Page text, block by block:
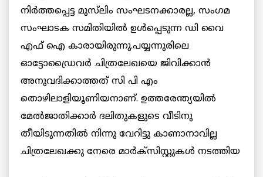
നിര്‍ത്തപ്പെട്ട മുസ്‌ലിം സംഘടനക്കാരല്ല, സംഗമ
സംഘാടക സമിതിയില്‍ ഉള്‍പ്പെടുന്ന ഡി വൈ
എഫ് ഐ കാരായിരുന്നു.പയ്യന്നുരിലെ
ഓട്ടോഡ്രൈവര്‍ ചിത്രലേഖയെ ജിവിക്കാന്‍
അനുവദിക്കാത്തത് സി പി എം
തൊഴിലാളിയൂണിയനാണ്. ഉത്തരേന്ത്യയില്‍
മേല്‍ജാതിക്കാര്‍ ദലിതുകളുടെ വീടിനു
തീയിടുന്നതില്‍ നിന്നു വേറിട്ടു കാണാനാവില്ല
ചിത്രലേഖക്കു നേരെ മാര്‍ക്‌സിസ്റ്റുകള്‍ നടത്തിയ